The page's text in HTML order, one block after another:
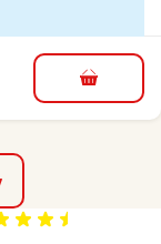
do košíku